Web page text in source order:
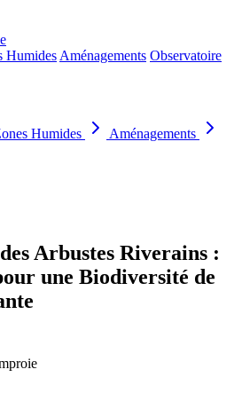
Humides Aménagements Observatoire
Humides
Aménagements
Arbustes Riverains :
une Biodiversité de